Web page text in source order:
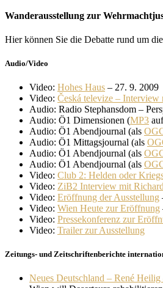
Wanderausstellung zur
Hier können Sie die Debatte rund um
Audio/Video
Video: Hohes Haus – 27. 9. 2009
Video: Česká televize – Interview
Audio: Radio Stephansdom –
Audio: Ö1 Dimensionen (MP3
Audio: Ö1 Abendjournal (als
Audio: Ö1 Mittagsjournal (als
Audio: Ö1 Abendjournal (als
Audio: Ö1 Abendjournal (als
Video: Club 2: Helden oder
Video: ZiB2 Interview mit
Video: Eröffnung der Ausstellung
Video: Wien Heute zur Eröffnung
Video: Pressekonferenz zur
Video: Trailer zur Ausstellung
Zeitungs- und Zeitschriftenberichte
Neues Deutschland – René